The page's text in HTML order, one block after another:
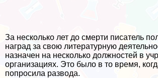
За несколько лет до cмepти писатель
наград за свою литературную
назначен на несколько должностей в
организациях. Это было в то время,
попросила развода.